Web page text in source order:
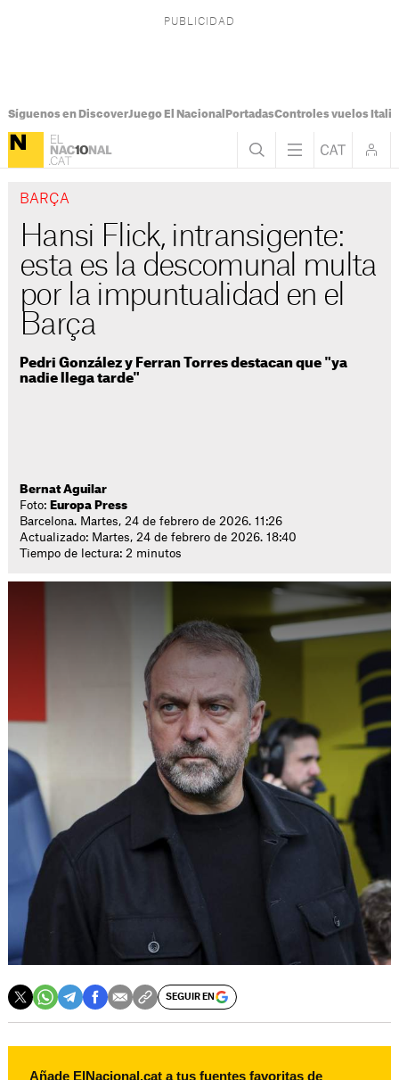
Síguenos en DiscoverJuego El Nacional PortadasControles vuelos Italia
BARÇA
Hansi Flick, intransigente:
esta es la descomunal multa
por la impuntualidad en el
Barça
Pedri González y Ferran Torres destacan que "ya
nadie llega tarde"
Bernat Aguilar
Foto: Europa Press
Barcelona. Martes, 24 de febrero de 2026. 11:26
Actualizado: Martes, 24 de febrero de 2026. 18:40
Tiempo de lectura: 2 minutos
SEGUIR EN
Añade ElNacional.cat a tus fuentes favoritas de